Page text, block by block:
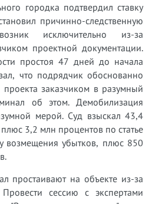
городка подтвердил ставку
причинно-следственную
исключительно из-за
проектной документации.
простоя 47 дней до начала
что подрядчик обоснованно
заказчиком в разумный
об этом. Демобилизация
мерой. Суд взыскал 43,4
3,2 млн процентов по статье
возмещения убытков, плюс 850
простаивают на объекте из-за
сессию с экспертами